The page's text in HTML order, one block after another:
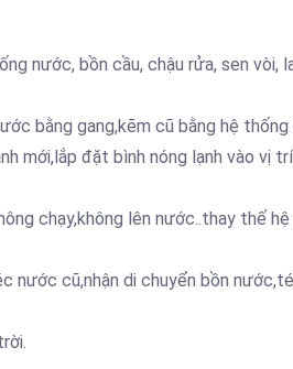
nước, bồn cầu, chậu rửa, sen vòi,
bằng gang,kẽm cũ bằng hệ thống
mới,lắp đặt bình nóng lạnh vào vị
chạy,không lên nước..thay thế
cũ,nhận di chuyển bồn